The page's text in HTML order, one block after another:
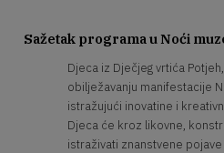
Sažetak programa u Noći
Djeca iz Dječjeg vrtića
obilježavanju manifestacije
istražujući inovatine i
Djeca će kroz likovne,
istraživati znanstvene